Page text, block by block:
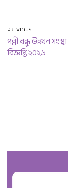
PREVIOUS
পল্লী বন্ধু উন্নয়ন
বিজ্ঞপ্তি ২০২৬